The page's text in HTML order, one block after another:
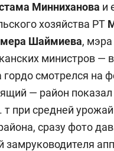
Минниханова и
хозяйства РТ
Шаймиева,
министров —
гордо смотрелся на
— район
при средней
сразу фото
замруководителя